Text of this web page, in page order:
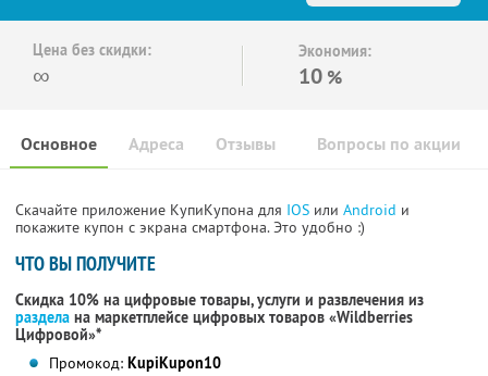
Цена без скидки:
∞
Экономия:
10 %
Основное Отзывы Вопросы по акции
Адреса
Скачайте приложение КупиКупона для IOS или Android и
покажите купон с экрана смартфона. Это удобно :)
ЧТО ВЫ ПОЛУЧИТЕ
Скидка 10% на цифровые товары, услуги и развлечения из
раздела на маркетплейсе цифровых товаров «Wildberries
Цифровой»*
Промокод: KupiKupon10